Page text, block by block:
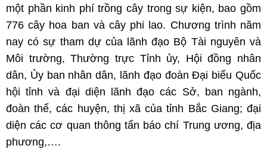
một phần kinh phí trồng cây trong sự kiện, bao gồm
776 cây hoa ban và cây phi lao. Chương trình năm
nay có sự tham dự của lãnh đạo Bộ Tài nguyên và
Môi trường, Thường trực Tỉnh ủy, Hội đồng nhân
dân, Ủy ban nhân dân, lãnh đạo đoàn Đại biểu Quốc
hội tỉnh và đại diện lãnh đạo các Sở, ban ngành,
đoàn thể, các huyện, thị xã của tỉnh Bắc Giang; đại
diện các cơ quan thông tấn báo chí Trung ương, địa
phương,….